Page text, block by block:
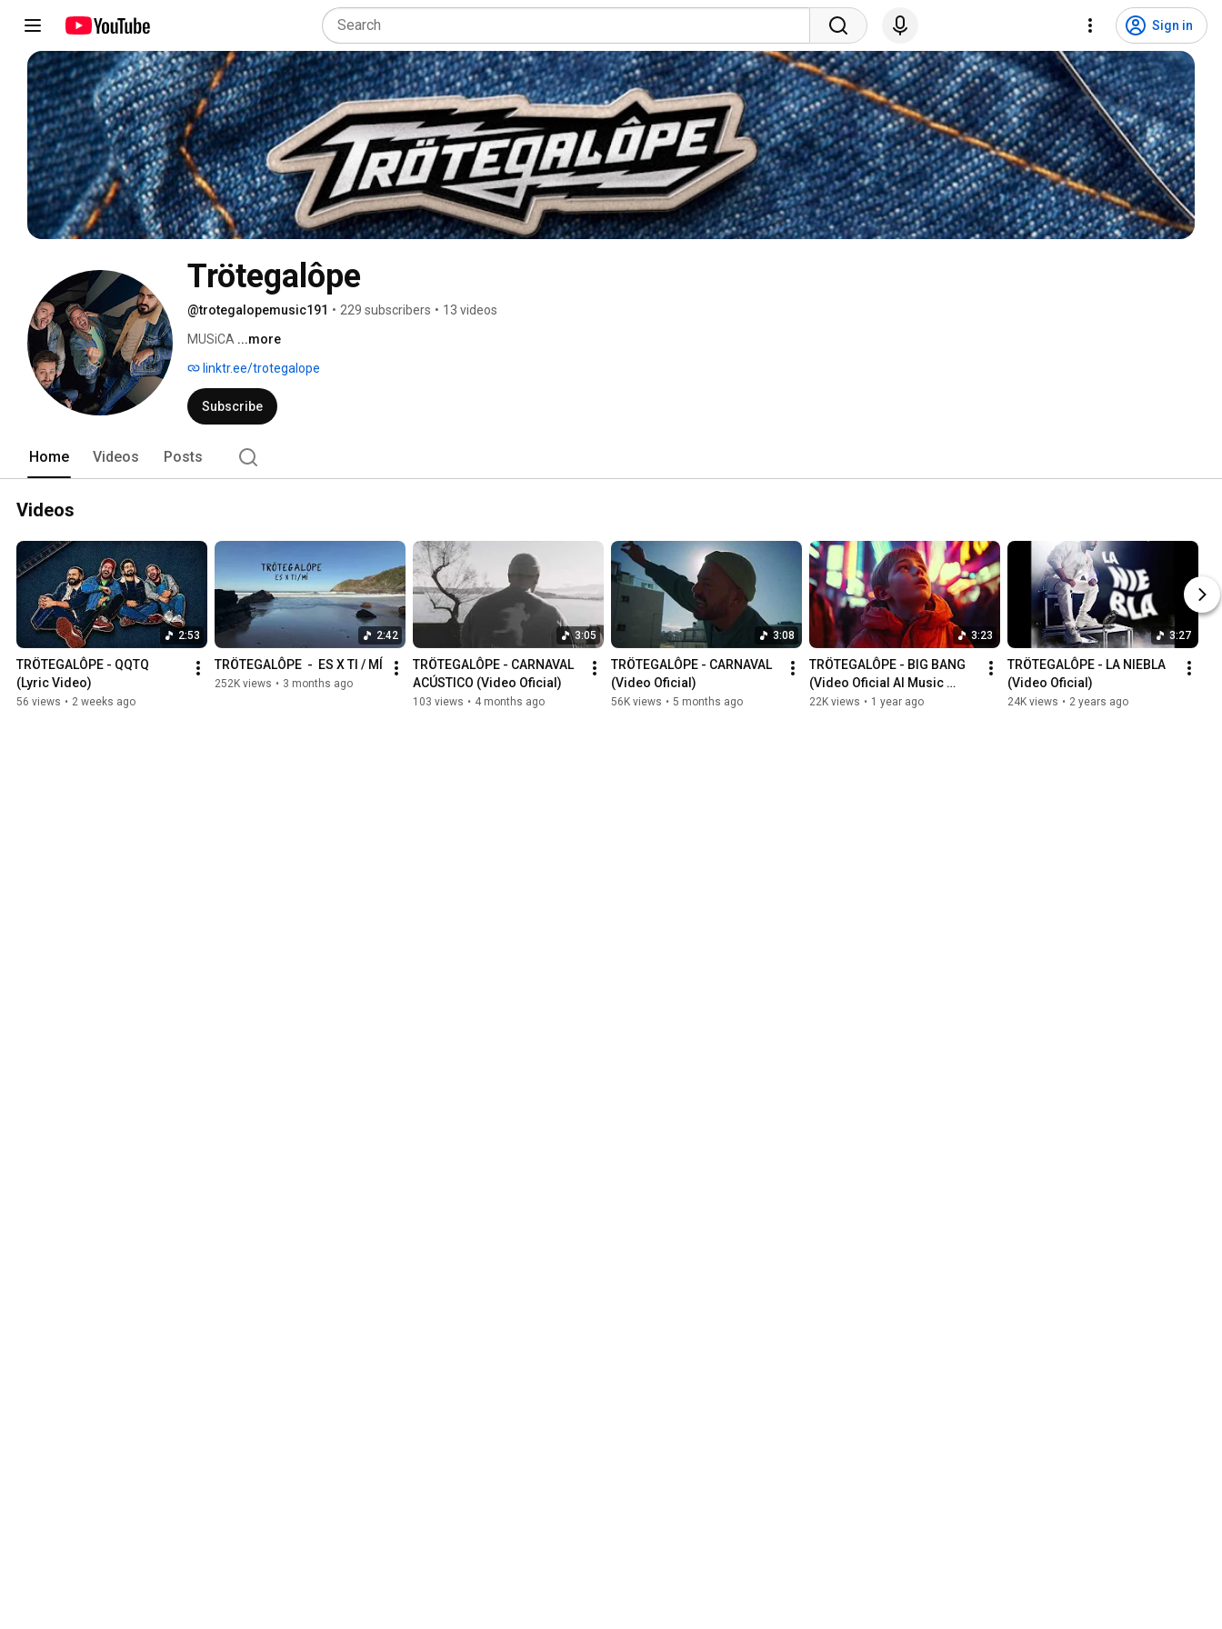
Sign in
@trotegalopemusic191 • 229 subscribers • 13 videos
MUSiCA ...more
linktr.ee/trotegalope
Subscribe
Home Videos Posts
Videos
2:53
TRÖTEGALÔPE - QQTQ
(Lyric Video)
56 views • 2 weeks ago
2:42
TRÖTEGALÔPE  -  ES X TI / MÍ
252K views • 3 months ago
3:05
TRÖTEGALÔPE - CARNAVAL
ACÚSTICO (Video Oficial)
103 views • 4 months ago
3:08
TRÖTEGALÔPE - CARNAVAL
(Video Oficial)
56K views • 5 months ago
3:23
TRÖTEGALÔPE - BIG BANG
(Video Oficial AI Music
Video)
22K views • 1 year ago
3:27
TRÖTEGALÔPE - LA NIEBLA
(Video Oficial)
24K views • 2 years ago